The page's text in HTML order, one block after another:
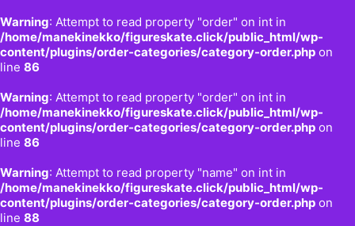
Warning: Attempt to read property "order" on int in
/home/manekinekko/figureskate.click/public_html/wp-
content/plugins/order-categories/category-order.php on
line 86
Warning: Attempt to read property "order" on int in
/home/manekinekko/figureskate.click/public_html/wp-
content/plugins/order-categories/category-order.php on
line 86
Warning: Attempt to read property "name" on int in
/home/manekinekko/figureskate.click/public_html/wp-
content/plugins/order-categories/category-order.php on
line 88